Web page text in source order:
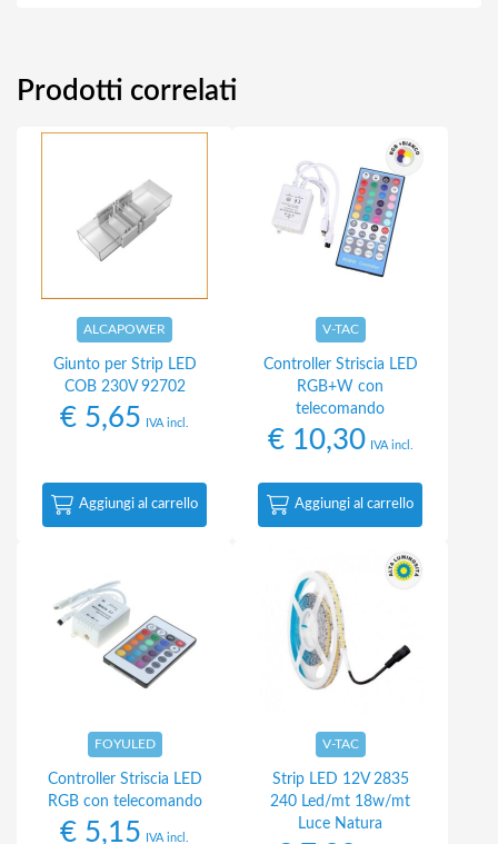
Prodotti correlati
ALCAPOWER
Giunto per Strip LED
COB 230V 92702
€ 5,65 IVA incl.
Aggiungi al carrello
V-TAC
Controller Striscia LED
RGB+W con
telecomando
€10,30 IVA incl.
Aggiungi al carrello
FOYULED
Controller Striscia LED
RGB con telecomando
€ 5,15 IVA incl.
V-TAC
Strip LED 12V 2835
240 Led/mt 18w/mt
Luce Natura